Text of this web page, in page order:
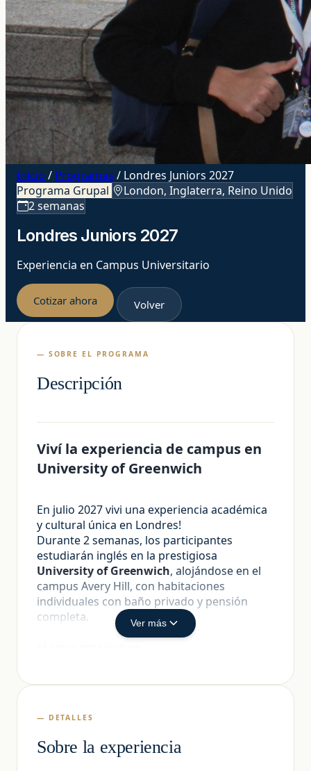
Nosotros
Contacto
+598 2623-0556 info@globalstudies.com.uy
Inicio / Programas / Londres Juniors 2027
Programa Grupal
London, Inglaterra, Reino Unido
2 semanas
Londres Juniors 2027
Experiencia en Campus Universitario
Cotizar ahora Volver
— SOBRE EL PROGRAMA
Descripción
Viví la experiencia de campus en
University of Greenwich
En julio 2027 vivi una experiencia académica
y cultural única en Londres!
Durante 2 semanas, los participantes
estudiarán inglés en la prestigiosa
University of Greenwich, alojándose en el
campus Avery Hill, con habitaciones
individuales con baño privado y pensión
completa.
Programa social de actividades y
excursiones
Transporte de ida y vuelta al aeropuerto
Ver más
— DETALLES
Sobre la experiencia